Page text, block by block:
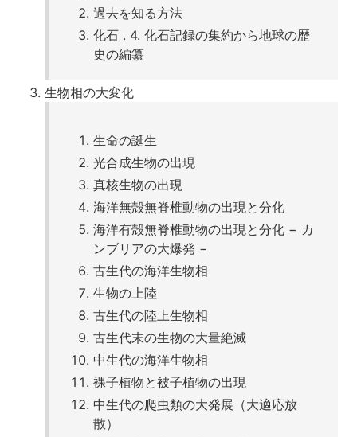
過去を知る方法
化石 . 4. 化石記録の集約から地球の歴
史の編纂
生物相の大変化
生命の誕生
光合成生物の出現
真核生物の出現
海洋無殻無脊椎動物の出現と分化
海洋有殻無脊椎動物の出現と分化 − カ
ンブリアの大爆発 −
古生代の海洋生物相
生物の上陸
古生代の陸上生物相
古生代末の生物の大量絶滅
中生代の海洋生物相
裸子植物と被子植物の出現
中生代の爬虫類の大発展（大適応放
散）